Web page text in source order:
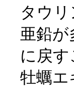
タウ
亜鉛
に戻す
牡蠣エ